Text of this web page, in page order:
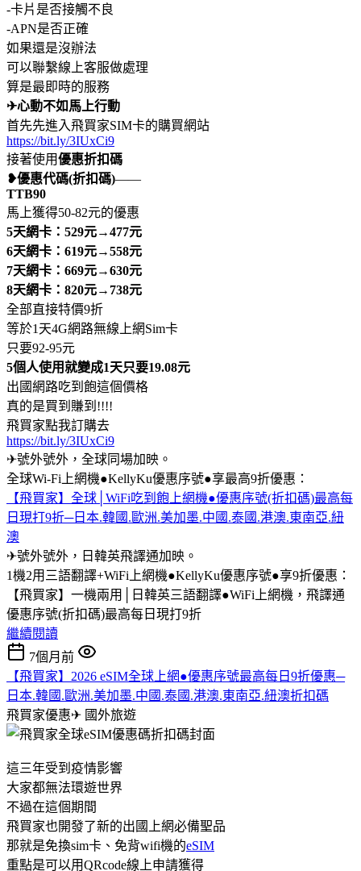
-卡片是否接觸不良
-APN是否正確
如果還是沒辦法
可以聯繫線上客服做處理
算是最即時的服務
✈心動不如馬上行動
首先先進入飛買家SIM卡的購買網站
https://bit.ly/3IUxCi9
接著使用優惠折扣碼
❥優惠代碼(折扣碼)——
TTB90
馬上獲得50-82元的優惠
5天網卡：529元→477元
6天網卡：619元→558元
7天網卡：669元→630元
8天網卡：820元→738元
全部直接特價9折
等於1天4G網路無線上網Sim卡
只要92-95元
5個人使用就變成1天只要19.08元
出國網路吃到飽這個價格
真的是買到賺到!!!!
飛買家點我訂購去
https://bit.ly/3IUxCi9
✈號外號外，全球同場加映。
全球Wi-Fi上網機●KellyKu優惠序號●享最高9折優惠：
【飛買家】全球│WiFi吃到飽上網機●優惠序號(折扣碼)最高每
日現打9折─日本.韓國.歐洲.美加墨.中國.泰國.港澳.東南亞.紐
澳
✈號外號外，日韓英飛譯通加映。
1機2用三語翻譯+WiFi上網機●KellyKu優惠序號●享9折優惠：
【飛買家】一機兩用│日韓英三語翻譯●WiFi上網機，飛譯通
優惠序號(折扣碼)最高每日現打9折
繼續閱讀
7個月前
【飛買家】2026 eSIM全球上網●優惠序號最高每日9折優惠─
日本.韓國.歐洲.美加墨.中國.泰國.港澳.東南亞.紐澳折扣碼
飛買家優惠✈ 國外旅遊
這三年受到疫情影響
大家都無法環遊世界
不過在這個期間
飛買家也開發了新的出國上網必備聖品
那就是免換sim卡、免背wifi機的eSIM
重點是可以用QRcode線上申請獲得